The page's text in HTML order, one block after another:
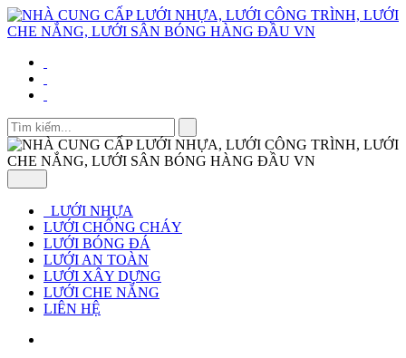
LƯỚI NHỰA
LƯỚI CHỐNG CHÁY
LƯỚI BÓNG ĐÁ
LƯỚI AN TOÀN
LƯỚI XÂY DỰNG
LƯỚI CHE NẮNG
LIÊN HỆ